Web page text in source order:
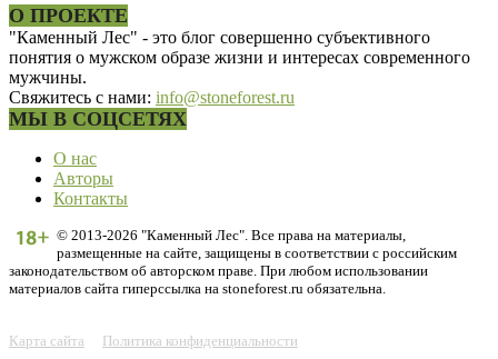
О ПРОЕКТЕ
"Каменный Лес" - это блог совершенно субъективного
понятия о мужском образе жизни и интересах современного
мужчины.
Свяжитесь с нами: info@stoneforest.ru
МЫ В СОЦСЕТЯХ
О нас
Авторы
Контакты
© 2013-2026 "Каменный Лес". Все права на материалы,
размещенные на сайте, защищены в соответствии с российским
законодательством об авторском праве. При любом использовании
материалов сайта гиперссылка на stoneforest.ru обязательна.
Карта сайта Политика конфиденциальности